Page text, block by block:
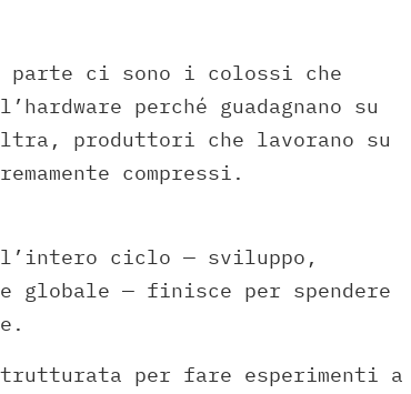
parte ci sono i colossi che
perché guadagnano su
produttori che lavorano su
compressi.
l’intero ciclo — sviluppo,
globale — finisce per spendere
per fare esperimenti a